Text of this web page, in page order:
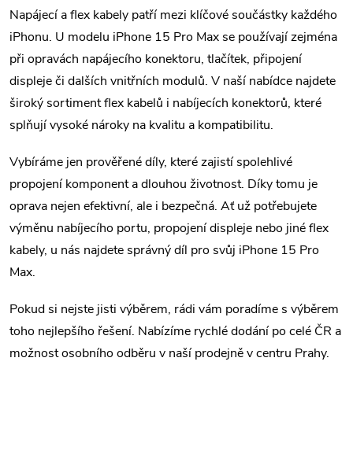
výpadcích UWB signálu nebo
poškození původního kabelu.
v
l
á
d
c
í
p
r
v
k
y
Napájecí a flex kabely patří mezi klíčové součástky každého
iPhonu. U modelu iPhone 15 Pro Max se používají zejména
při opravách napájecího konektoru, tlačítek, připojení
displeje či dalších vnitřních modulů. V naší nabídce najdete
široký sortiment flex kabelů i nabíjecích konektorů, které
splňují vysoké nároky na kvalitu a kompatibilitu.
Vybíráme jen prověřené díly, které zajistí spolehlivé
propojení komponent a dlouhou životnost. Díky tomu je
oprava nejen efektivní, ale i bezpečná. Ať už potřebujete
výměnu nabíjecího portu, propojení displeje nebo jiné flex
kabely, u nás najdete správný díl pro svůj iPhone 15 Pro
Max.
Pokud si nejste jisti výběrem, rádi vám poradíme s výběrem
toho nejlepšího řešení. Nabízíme rychlé dodání po celé ČR a
možnost osobního odběru v naší prodejně v centru Prahy.